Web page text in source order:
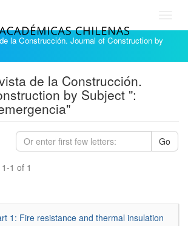
la Construcción. Journal of Construction by
de la Construcción.
by Subject ":
Go
1 of 1
1: Fire resistance and thermal insulation